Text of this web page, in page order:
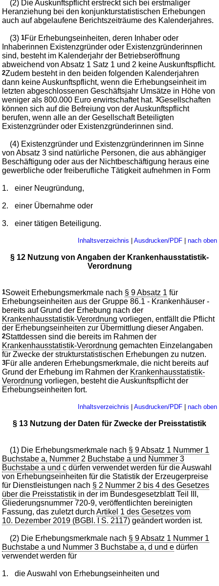
(2) Die Auskunftspflicht erstreckt sich bei erstmaliger
Heranziehung bei den konjunkturstatistischen Erhebungen
auch auf abgelaufene Berichtszeiträume des Kalenderjahres.
(3)1Für Erhebungseinheiten, deren Inhaber oder
Inhaberinnen Existenzgründer oder Existenzgründerinnen
sind, besteht im Kalenderjahr der Betriebseröffnung
abweichend von Absatz 1 Satz 1 und 2 keine Auskunftspflicht.
2Zudem besteht in den beiden folgenden Kalenderjahren
dann keine Auskunftspflicht, wenn die Erhebungseinheit im
letzten abgeschlossenen Geschäftsjahr Umsätze in Höhe von
weniger als 800.000 Euro erwirtschaftet hat.3Gesellschaften
können sich auf die Befreiung von der Auskunftspflicht
berufen, wenn alle an der Gesellschaft Beteiligten
Existenzgründer oder Existenzgründerinnen sind.
(4) Existenzgründer und Existenzgründerinnen im Sinne
von Absatz 3 sind natürliche Personen, die aus abhängiger
Beschäftigung oder aus der Nichtbeschäftigung heraus eine
gewerbliche oder freiberufliche Tätigkeit aufnehmen in Form
1. einer Neugründung,
2. einer Übernahme oder
3. einer tätigen Beteiligung.
Inhaltsverzeichnis | Ausdrucken/PDF| nach oben
§ 12 Nutzung von Angaben der Krankenhausstatistik-
Verordnung
1Soweit Erhebungsmerkmale nach § 9 Absatz 1 für
Erhebungseinheiten aus der Gruppe 86.1 - Krankenhäuser -
bereits auf Grund der Erhebung nach der
Krankenhausstatistik-Verordnung vorliegen, entfällt die Pflicht
der Erhebungseinheiten zur Übermittlung dieser Angaben.
2Stattdessen sind die bereits im Rahmen der
Krankenhausstatistik-Verordnung gemachten Einzelangaben
für Zwecke der strukturstatistischen Erhebungen zu nutzen.
3Für alle anderen Erhebungsmerkmale, die nicht bereits auf
Grund der Erhebung im Rahmen der Krankenhausstatistik-
Verordnung vorliegen, besteht die Auskunftspflicht der
Erhebungseinheiten fort.
Inhaltsverzeichnis | Ausdrucken/PDF| nach oben
§ 13 Nutzung der Daten für Zwecke der Preisstatistik
(1) Die Erhebungsmerkmale nach § 9 Absatz 1 Nummer 1
Buchstabe a, Nummer 2 Buchstabe a und Nummer 3
Buchstabe a und c dürfen verwendet werden für die Auswahl
von Erhebungseinheiten für die Statistik der Erzeugerpreise
für Dienstleistungen nach § 2 Nummer 2 bis 4 des Gesetzes
über die Preisstatistik in der im Bundesgesetzblatt Teil III,
Gliederungsnummer 720-9, veröffentlichten bereinigten
Fassung, das zuletzt durchArtikel 1 des Gesetzes vom
10. Dezember 2019 (BGBl. I S. 2117) geändert worden ist.
(2) Die Erhebungsmerkmale nach § 9 Absatz 1 Nummer 1
Buchstabe a und Nummer 3 Buchstabe a, d und e dürfen
verwendet werden für
1. die Auswahl von Erhebungseinheiten und